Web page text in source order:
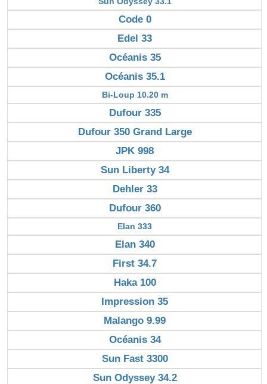
Code 0
Edel 33
Océanis 35
Océanis 35.1
Bi-Loup 10.20 m
Dufour 335
Dufour 350 Grand Large
JPK 998
Sun Liberty 34
Dehler 33
Dufour 360
Elan 333
Elan 340
First 34.7
Haka 100
Impression 35
Malango 9.99
Océanis 34
Sun Fast 3300
Sun Odyssey 34.2